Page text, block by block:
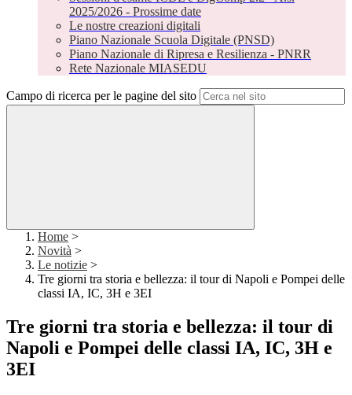
2025/2026 - Prossime date
Le nostre creazioni digitali
Piano Nazionale Scuola Digitale (PNSD)
Piano Nazionale di Ripresa e Resilienza - PNRR
Rete Nazionale MIASEDU
Campo di ricerca per le pagine del sito
Home >
Novità >
Le notizie >
Tre giorni tra storia e bellezza: il tour di Napoli e Pompei delle
classi IA, IC, 3H e 3EI
Tre giorni tra storia e bellezza: il tour di
Napoli e Pompei delle classi IA, IC, 3H e
3EI